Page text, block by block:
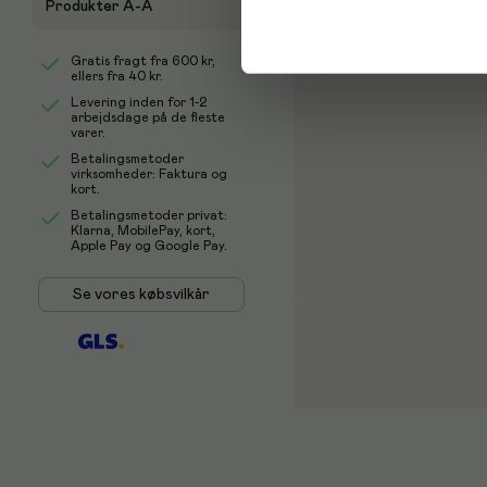
Produkter A-Å
Gratis fragt fra 600 kr,
ellers fra 40 kr.
Levering inden for 1-2
arbejdsdage på de fleste
varer.
Betalingsmetoder
virksomheder: Faktura og
kort.
Betalingsmetoder privat:
Klarna, MobilePay, kort,
Apple Pay og Google Pay.
Se vores købsvilkår